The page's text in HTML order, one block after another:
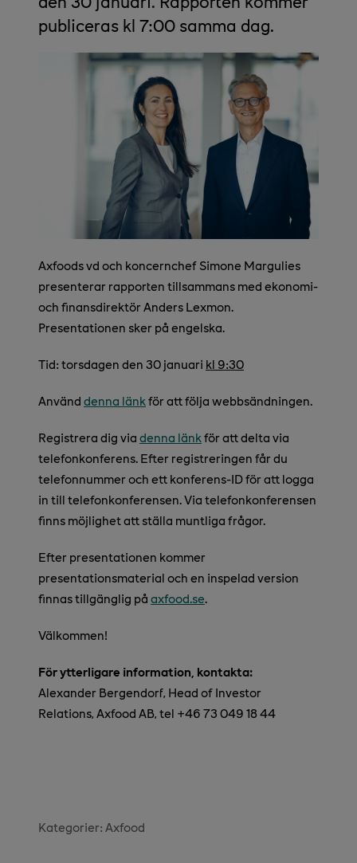
publiceras kl 7:00 samma dag.
Axfoods vd och koncernchef Simone Margulies
presenterar rapporten tillsammans med ekonomi-
och finansdirektör Anders Lexmon.
Presentationen sker på engelska.
Tid: torsdagen den 30 januari kl 9:30
Använd denna länk för att följa webbsändningen.
Registrera dig via denna länk för att delta via
telefonkonferens. Efter registreringen får du
telefonnummer och ett konferens-ID för att logga
in till telefonkonferensen. Via telefonkonferensen
finns möjlighet att ställa muntliga frågor.
Efter presentationen kommer
presentationsmaterial och en inspelad version
finnas tillgänglig på axfood.se.
Välkommen!
För ytterligare information, kontakta:
Alexander Bergendorf, Head of Investor
Relations, Axfood AB, tel +46 73 049 18 44
Kategorier: Axfood